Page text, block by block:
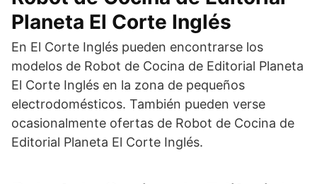
Planeta El Corte Inglés
En El Corte Inglés pueden encontrarse los
modelos de Robot de Cocina de Editorial Planeta
El Corte Inglés en la zona de pequeños
electrodomésticos. También pueden verse
ocasionalmente ofertas de Robot de Cocina de
Editorial Planeta El Corte Inglés.